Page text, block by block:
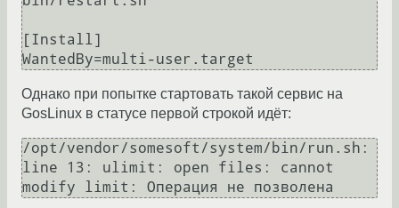
[Install]
Однако при попытке стартовать такой сервис на
GosLinux в статусе первой строкой идёт:
/opt/vendor/somesoft/system/bin/run.sh:
line 13: ulimit: open files: cannot